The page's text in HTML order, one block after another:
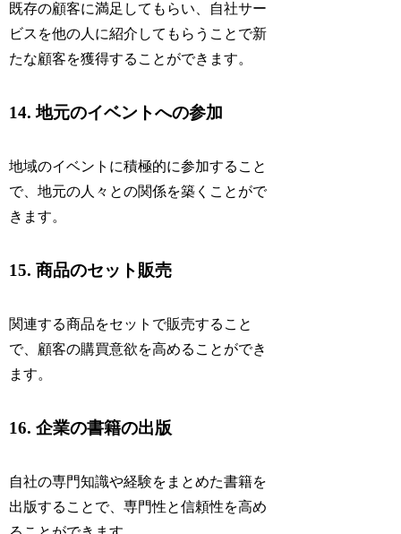
既存の顧客に満足してもらい、自社サー
ビスを他の人に紹介してもらうことで新
たな顧客を獲得することができます。
14. 地元のイベントへの参加
地域のイベントに積極的に参加すること
で、地元の人々との関係を築くことがで
きます。
15. 商品のセット販売
関連する商品をセットで販売すること
で、顧客の購買意欲を高めることができ
ます。
16. 企業の書籍の出版
自社の専門知識や経験をまとめた書籍を
出版することで、専門性と信頼性を高め